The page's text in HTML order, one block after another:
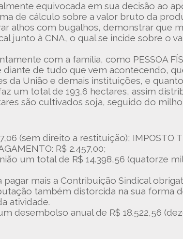
equivocada em sua decisão ao
de cálculo sobre a valor bruto da
alhos com bugalhos, demonstrar que
junto à CNA, o qual se incide sobre o
com a família, como PESSOA
de tudo que vem acontecendo,
da União e demais instituições, e
um total de 193,6 hectares, assim
são cultivados soja, seguido do
(sem direito a restituição); IMPOSTO
R$ 2.457,00;
um total de R$ 14.398,56 (quatorze
mais a Contribuição Sindical
também distorcida na sua forma
atividade.
desembolso anual de R$ 18.522,56